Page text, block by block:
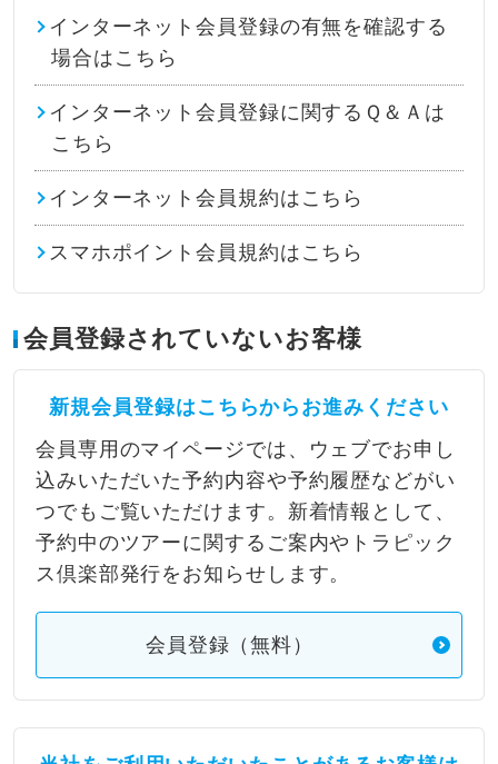
インターネット会員登録の有無を確認する
場合はこちら
インターネット会員登録に関するＱ＆Ａは
こちら
インターネット会員規約はこちら
スマホポイント会員規約はこちら
会員登録されていないお客様
新規会員登録はこちらからお進みください
会員専用のマイページでは、ウェブでお申し
込みいただいた予約内容や予約履歴などがい
つでもご覧いただけます。新着情報として、
予約中のツアーに関するご案内やトラピック
ス倶楽部発行をお知らせします。
会員登録（無料）